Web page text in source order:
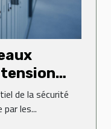
de la sécurité
les...